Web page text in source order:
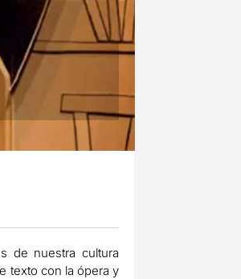
de nuestra cultura
texto con la ópera y